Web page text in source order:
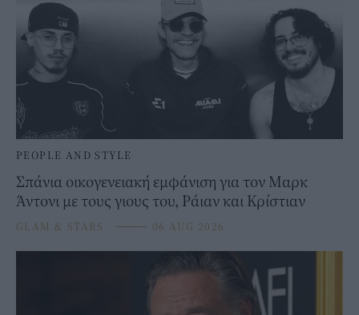
PEOPLE AND STYLE
Σπάνια οικογενειακή εμφάνιση για τον Μαρκ
Άντονι με τους γιους του, Ράιαν και Κρίστιαν
GLAM & STARS ⸻ 06 AUG 2026